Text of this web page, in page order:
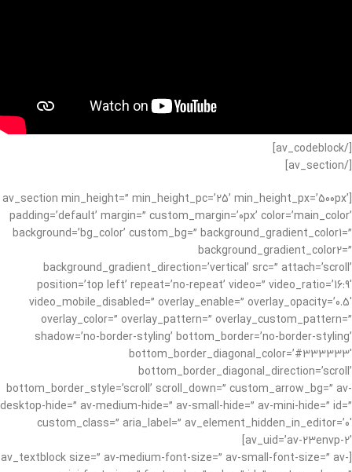
[/av_codeblock]
[/av_section]
[av_section min_height=” min_height_pc=’25’ min_height_px=’500px’
padding=’default’ margin=” custom_margin=’0px’ color=’main_color’
background=’bg_color’ custom_bg=” background_gradient_color1=”
background_gradient_color2=”
background_gradient_direction=’vertical’ src=” attach=’scroll’
position=’top left’ repeat=’no-repeat’ video=” video_ratio=’16:9′
video_mobile_disabled=” overlay_enable=” overlay_opacity=’0.5′
overlay_color=” overlay_pattern=” overlay_custom_pattern=”
shadow=’no-border-styling’ bottom_border=’no-border-styling’
bottom_border_diagonal_color=’#333333′
bottom_border_diagonal_direction=’scroll’
bottom_border_style=’scroll’ scroll_down=” custom_arrow_bg=” av-
desktop-hide=” av-medium-hide=” av-small-hide=” av-mini-hide=” id=”
custom_class=” aria_label=” av_element_hidden_in_editor=’0′
av_uid=’av-23envp-2′]
[av_textblock size=” av-medium-font-size=” av-small-font-size=” av-